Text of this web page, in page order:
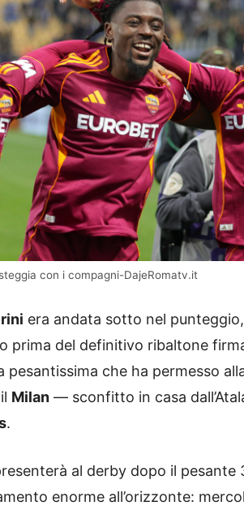
con i compagni-DajeRomatv.it
era andata sotto nel
prima del definitivo ribaltone
pesantissima che ha permesso
Milan — sconfitto in casa
.
al derby dopo il
enorme all’orizzonte: